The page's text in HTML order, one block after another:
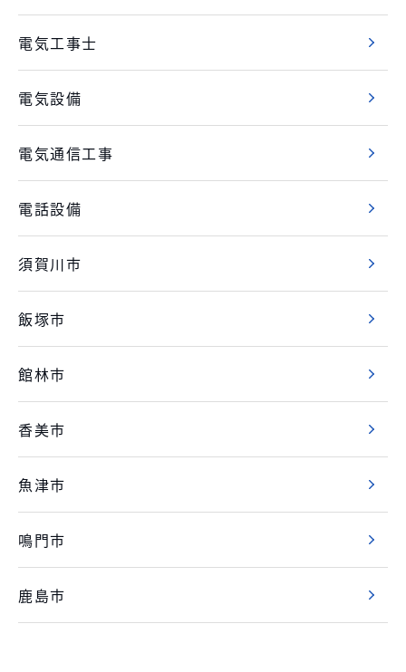
電気工事士
電気設備
電気通信工事
電話設備
須賀川市
飯塚市
館林市
香美市
魚津市
鳴門市
鹿島市